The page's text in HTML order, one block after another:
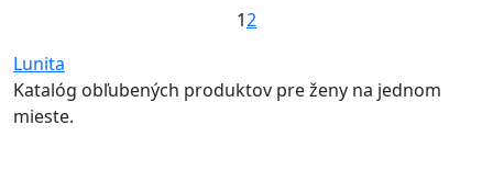
12
Lunita
Katalóg obľubených produktov pre ženy na jednom
mieste.